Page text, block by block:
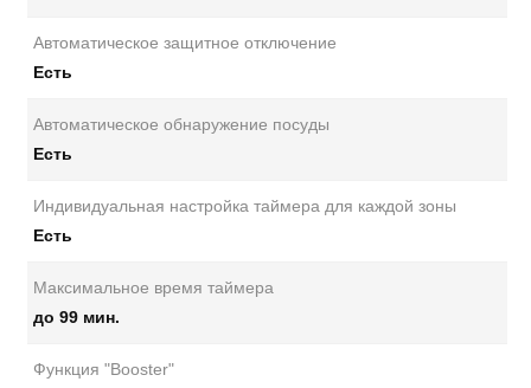
Автоматическое защитное отключение
Есть
Автоматическое обнаружение посуды
Есть
Индивидуальная настройка таймера для каждой зоны
Есть
Максимальное время таймера
до 99 мин.
Функция "Booster"